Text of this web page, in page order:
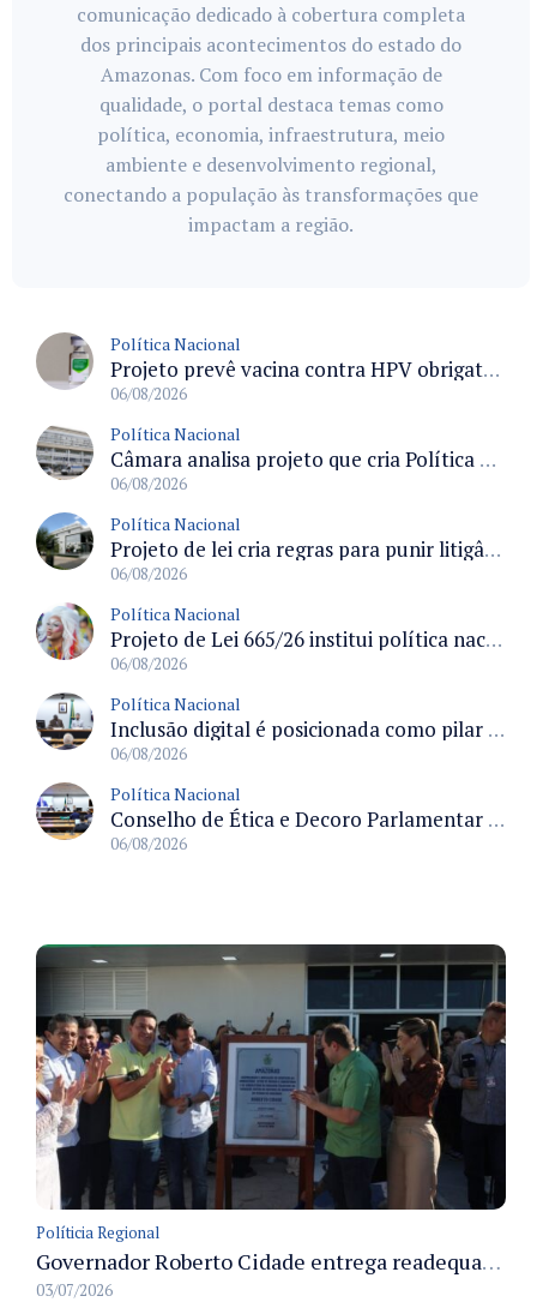
comunicação dedicado à cobertura completa
dos principais acontecimentos do estado do
Amazonas. Com foco em informação de
qualidade, o portal destaca temas como
política, economia, infraestrutura, meio
ambiente e desenvolvimento regional,
conectando a população às transformações que
impactam a região.
Política Nacional
Projeto prevê vacina contra HPV obrigatória e testes moleculares para rastreamento do câncer do colo do útero
06/08/2026
Política Nacional
Câmara analisa projeto que cria Política Nacional de Qualificação e Valorização da Preceptoria na Residência Médica
06/08/2026
Política Nacional
Projeto de lei cria regras para punir litigância abusiva reversa e integrar sistemas do Judiciário
06/08/2026
Política Nacional
Projeto de Lei 665/26 institui política nacional para prevenção ao transfeminicídio e prevê medidas de proteção e reparação
06/08/2026
Política Nacional
Inclusão digital é posicionada como pilar essencial da reurbanização de favelas e periferias
06/08/2026
Política Nacional
Conselho de Ética e Decoro Parlamentar analisa representações e oitivas agendadas para terça (11)
06/08/2026
Políticia Regional
Governador Roberto Cidade entrega readequação do ambulatório da FCecon e amplia capacidade de atendimento oncológico em Manaus
03/07/2026